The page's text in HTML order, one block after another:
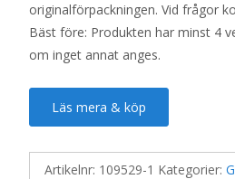
originalförpackningen. Vid frågor
Bäst före: Produkten har minst 4
om inget annat anges.
Läs mera & köp
Artikelnr: 109529-1 Kategorier: